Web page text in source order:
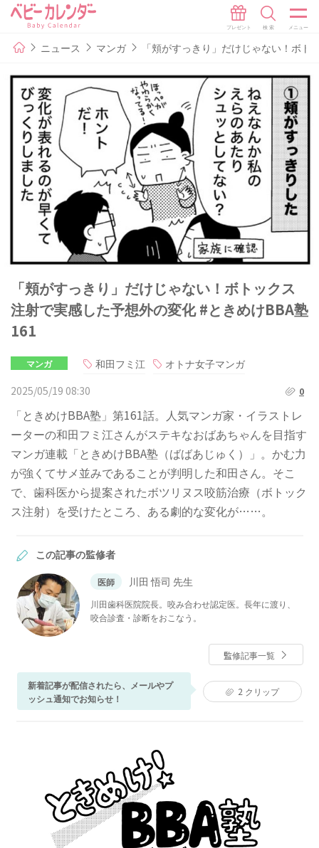
ニュース マンガ 「頬がすっきり」だけじゃない！ボ
「頬がすっきり」だけじゃない！ボトックス
注射で実感した予想外の変化 #ときめけBBA塾
161
マンガ 和田フミ江
オトナ女子マンガ
2025/05/19 08:30
0
「ときめけBBA塾」第161話。人気マンガ家・イラストレ
ーターの和田フミ江さんがステキなおばあちゃんを目指す
マンガ連載「ときめけBBA塾（ばばあじゅく）」。かむ力
が強くてサメ並みであることが判明した和田さん。そこ
で、歯科医から提案されたボツリヌス咬筋治療（ボトック
ス注射）を受けたところ、ある劇的な変化が……。
この記事の監修者
医師 川田 悟司 先生
川田歯科医院院長。咬み合わせ認定医。長年に渡り、
咬合診査・診断をおこなう。
監修記事一覧
新着記事が配信されたら、メールやプ
ッシュ通知でお知らせ！
2 クリップ